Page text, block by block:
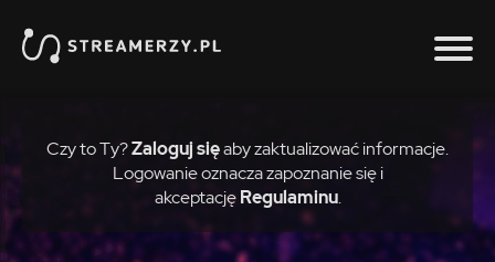
Czy to Ty?Zaloguj sięaby zaktualizować informacje.
Logowanie oznacza zapoznanie się i
akceptację Regulaminu.